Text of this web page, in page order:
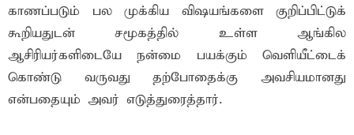
காணப்படும் பல முக்கிய விஷயங்களை குறிப்பிட்டுக்
கூறியதுடன் சமூகத்தில் உள்ள ஆங்கில
ஆசிரியர்களிடையே நன்மை பயக்கும் வெளியீட்டைக்
கொண்டு வருவது தற்போதைக்கு அவசியமானது
என்பதையும் அவர் எடுத்துரைத்தார்.